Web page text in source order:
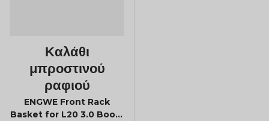
Καλάθι
μπροστινού
ραφιού
ENGWE Front Rack
Basket for L20 3.0 Boost